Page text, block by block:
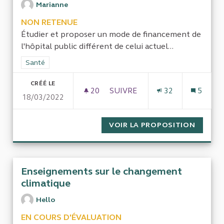
Marianne
NON RETENUE
Étudier et proposer un mode de financement de
l'hôpital public différent de celui actuel...
Filtrer les résultats de la catégorie : Santé
Santé
CRÉÉ LE
18/03/2022
20 20 ABONNÉS
SUIVRE
32 5
VOIR LA PROPOSITION
Enseignements sur le changement
climatique
Hello
EN COURS D'ÉVALUATION